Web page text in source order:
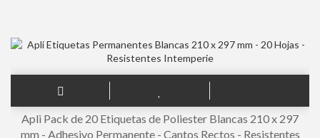
Apli Pack de 20 Etiquetas de Poliester Blancas 210 x 297
mm - Adhesivo Permanente - Cantos Rectos - Resistentes